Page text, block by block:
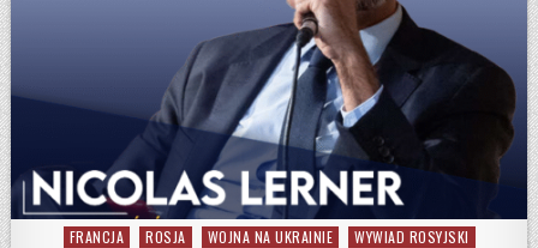
Posted in
FRANCJA ROSJA WOJNA NA UKRAINIE WYWIAD ROSYJSKI